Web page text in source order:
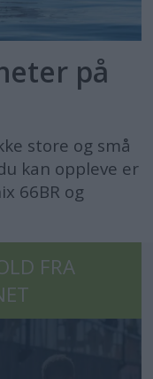
på
store og små
kan oppleve er
66BR og
FRA